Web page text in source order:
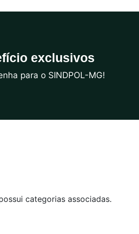
exclusivos
para o SINDPOL-MG!
categorias associadas.